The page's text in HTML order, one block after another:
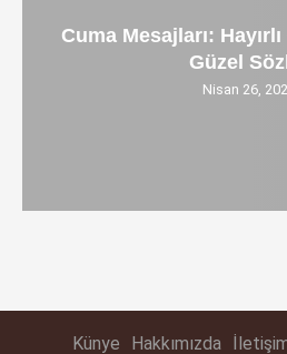
Cuma Mesajları:
Güzel
Nisan 26,
Künye Hakkımızda